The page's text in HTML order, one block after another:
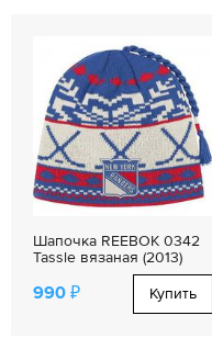
Шапочка REEBOK 0342
Tassle вязаная (2013)
990 ₽ Купить